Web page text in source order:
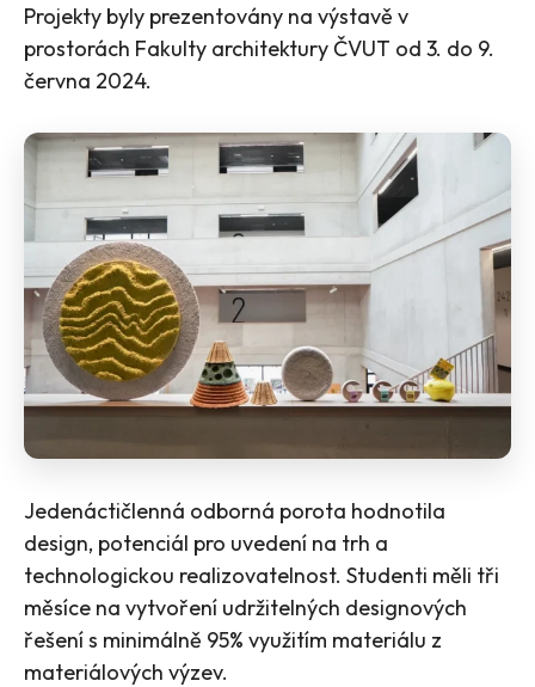
Projekty byly prezentovány na výstavě v
prostorách Fakulty architektury ČVUT od 3. do 9.
června 2024.
Jedenáctičlenná odborná porota hodnotila
design, potenciál pro uvedení na trh a
technologickou realizovatelnost. Studenti měli tři
měsíce na vytvoření udržitelných designových
řešení s minimálně 95% využitím materiálu z
materiálových výzev.